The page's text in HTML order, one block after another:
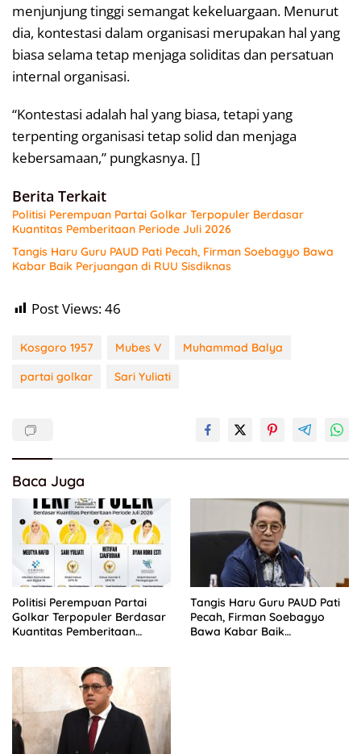
menjunjung tinggi semangat kekeluargaan. Menurut
dia, kontestasi dalam organisasi merupakan hal yang
biasa selama tetap menjaga soliditas dan persatuan
internal organisasi.
“Kontestasi adalah hal yang biasa, tetapi yang
terpenting organisasi tetap solid dan menjaga
kebersamaan,” pungkasnya. []
Berita Terkait
Politisi Perempuan Partai Golkar Terpopuler Berdasar
Kuantitas Pemberitaan Periode Juli 2026
Tangis Haru Guru PAUD Pati Pecah, Firman Soebagyo Bawa
Kabar Baik Perjuangan di RUU Sisdiknas
Post Views:46
Kosgoro 1957 Mubes V
Muhammad Balya
partai golkar
Sari Yuliati
Baca Juga
Politisi Perempuan Partai
Golkar Terpopuler Berdasar
Kuantitas Pemberitaan
Tangis Haru Guru PAUD Pati
Pecah, Firman Soebagyo
Bawa Kabar Baik